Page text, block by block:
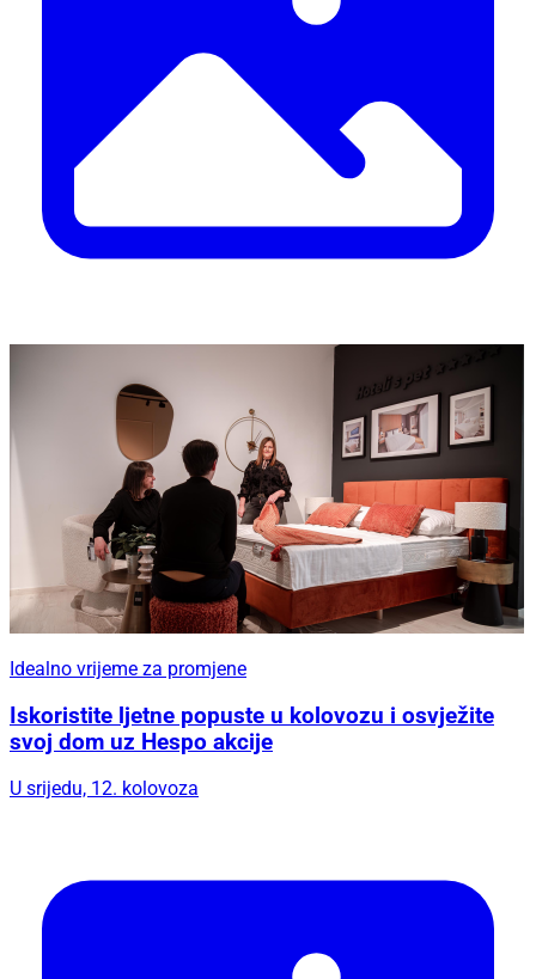
Idealno vrijeme za promjene
Iskoristite ljetne popuste u kolovozu i osvježite
svoj dom uz Hespo akcije
U srijedu, 12. kolovoza